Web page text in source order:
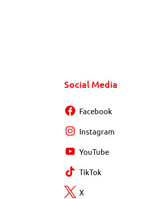
Social Media
Facebook
Instagram
YouTube
TikTok
X